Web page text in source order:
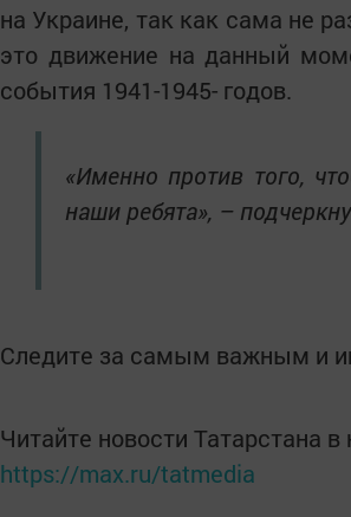
на Украине, так как сама не
это движение на данный
события 1941-1945- годов.
«Именно против того,
наши ребята», –
Следите за самым важным и
Читайте новости Татарстана
https://max.ru/tatmedia